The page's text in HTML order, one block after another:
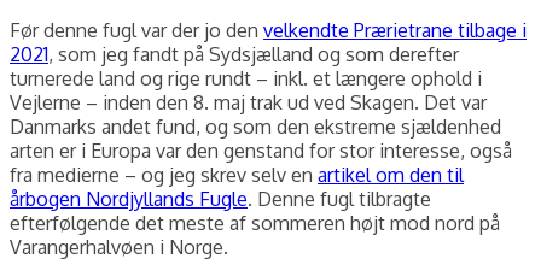
Før denne fugl var der jo den velkendte Prærietrane tilbage i
2021, som jeg fandt på Sydsjælland og som derefter
turnerede land og rige rundt – inkl. et længere ophold i
Vejlerne – inden den 8. maj trak ud ved Skagen. Det var
Danmarks andet fund, og som den ekstreme sjældenhed
arten er i Europa var den genstand for stor interesse, også
fra medierne – og jeg skrev selv en artikel om den til
årbogen Nordjyllands Fugle. Denne fugl tilbragte
efterfølgende det meste af sommeren højt mod nord på
Varangerhalvøen i Norge.